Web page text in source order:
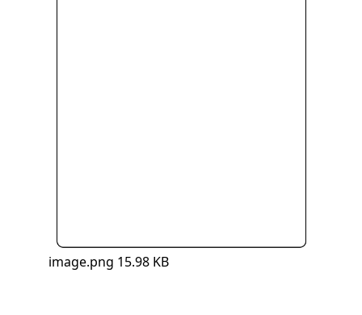
image.png 15.98 KB